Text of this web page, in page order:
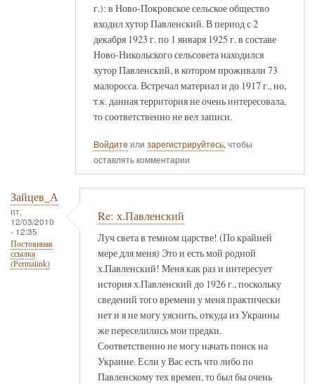
г.): в Ново-Покровское сельское общество
входил хутор Павленский. В период с 2
декабря 1923 г. по 1 января 1925 г. в составе
Ново-Никольского сельсовета находился
хутор Павленский, в котором проживали 73
малоросса. Встречал материал и до 1917 г., но,
т.к. данная территория не очень интересовала,
то соответственно не вел записи.
Войдите или зарегистрируйтесь, чтобы
оставлять комментарии
Зайцев_А
пт,
12/03/2010
- 12:35
Постоянная
ссылка
(Permalink)
Re: х.Павленский
Луч света в темном царстве! (По крайней
мере для меня) Это и есть мой родной
х.Павленский! Меня как раз и интересует
история х.Павленский до 1926 г., поскольку
сведений того времени у меня практически
нет и я не могу уяснить, откуда из Украины
же переселились мои предки.
Соответственно не могу начать поиск на
Украине. Если у Вас есть что либо по
Павленскому тех времен, то был бы очень